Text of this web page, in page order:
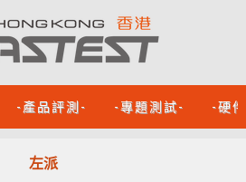
-產品評測- -專題測試- -硬
左派